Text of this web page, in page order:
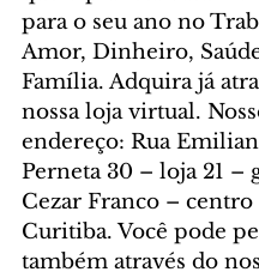
para o seu ano no
Amor, Dinheiro,
Família. Adquira já
nossa loja virtual.
endereço: Rua
Perneta 30 – loja 21 –
Cezar Franco – centro
Curitiba. Você pode
também através do